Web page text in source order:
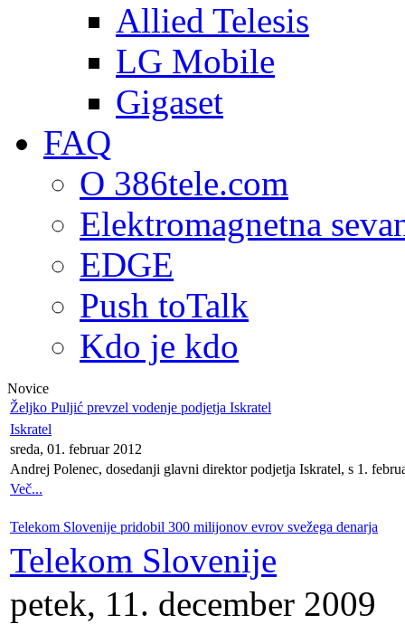
Allied Telesis
LG Mobile
Gigaset
FAQ
O 386tele.com
Elektromagnetna
EDGE
Push toTalk
Kdo je kdo
Novice
Željko Puljić prevzel vodenje podjetja Iskratel
Iskratel
sreda, 01. februar 2012
Andrej Polenec, dosedanji glavni direktor podjetja Iskratel, s 1.
Več...
Telekom Slovenije pridobil 300 milijonov evrov svežega denarja
Telekom Slovenije
petek, 11. december 2009